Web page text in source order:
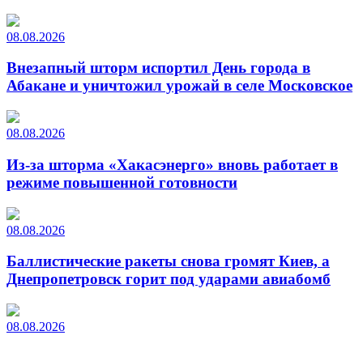
08.08.2026
Внезапный шторм испортил День города в
Абакане и уничтожил урожай в селе Московское
08.08.2026
Из-за шторма «Хакасэнерго» вновь работает в
режиме повышенной готовности
08.08.2026
Баллистические ракеты снова громят Киев, а
Днепропетровск горит под ударами авиабомб
08.08.2026